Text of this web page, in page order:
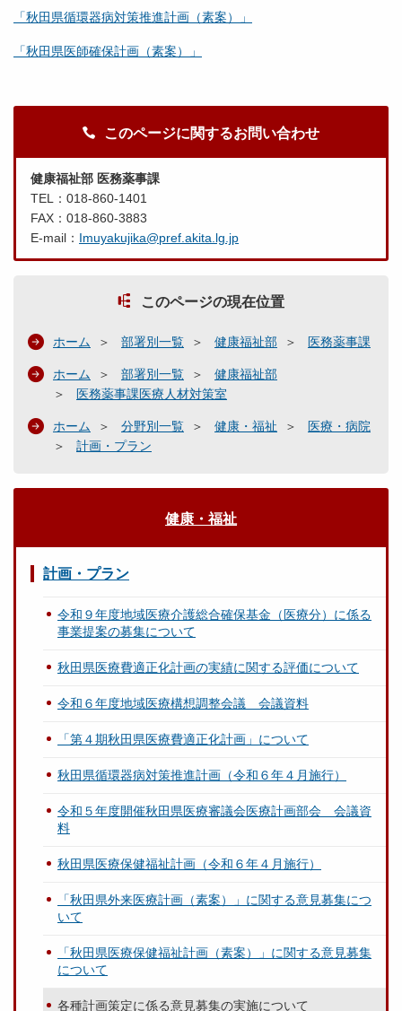
「秋田県循環器病対策推進計画（素案）」
「秋田県医師確保計画（素案）」
このページに関するお問い合わせ
健康福祉部 医務薬事課
TEL：018-860-1401
FAX：018-860-3883
E-mail： Imuyakujika@pref.akita.lg.jp
このページの現在位置
ホーム 部署別一覧 健康福祉部 医務薬事課
ホーム 部署別一覧
健康福祉部
医務薬事課医療人材対策室
ホーム 分野別一覧 健康・福祉
医療・病院
計画・プラン
健康・福祉
計画・プラン
令和９年度地域医療介護総合確保基金（医療分）に係る
事業提案の募集について
秋田県医療費適正化計画の実績に関する評価について
令和６年度地域医療構想調整会議 会議資料
「第４期秋田県医療費適正化計画」について
秋田県循環器病対策推進計画（令和６年４月施行）
令和５年度開催秋田県医療審議会医療計画部会 会議資
料
秋田県医療保健福祉計画（令和６年４月施行）
「秋田県外来医療計画（素案）」に関する意見募集につ
いて
「秋田県医療保健福祉計画（素案）」に関する意見募集
について
各種計画策定に係る意見募集の実施について